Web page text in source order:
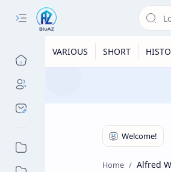
VARIOUS SHORT
Home Alfred